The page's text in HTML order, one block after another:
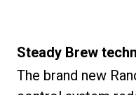
Steady Brew
The brand new
研究室紹介